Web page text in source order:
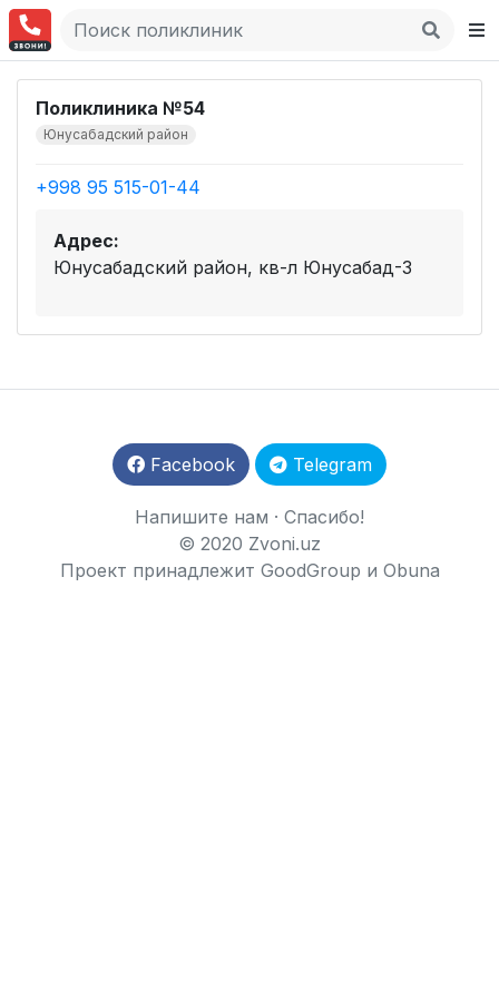
Поликлиника №54
Юнусабадский район
+998 95 515-01-44
Адрес:
Юнусабадский район, кв-л Юнусабад-3
Facebook Telegram
Напишите нам · Спасибо!
© 2020 Zvoni.uz
Проект принадлежит GoodGroup и Obuna